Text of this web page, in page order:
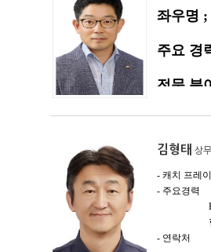
좌우명
주요 경
전문 분
김형태 상무
- 캐치 프레
- 주요경력
HP
- 연락처 E-